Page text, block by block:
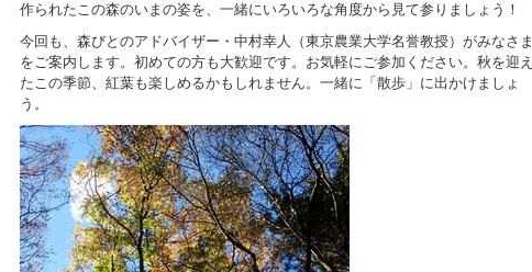
作られたこの森のいまの姿を、一緒にいろいろな角度から見て参りましょう！
今回も、森びとのアドバイザー・中村幸人（東京農業大学名誉教授）がみなさま
をご案内します。初めての方も大歓迎です。お気軽にご参加ください。秋を迎え
たこの季節、紅葉も楽しめるかもしれません。一緒に「散歩」に出かけましょ
う。